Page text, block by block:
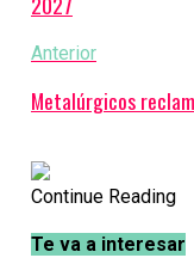
Anterior
Metalúrgicos
Continue Reading
Te va a interesar